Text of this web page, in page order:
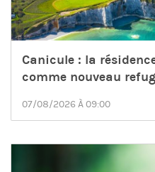
Canicule : la
comme nouveau
07/08/2026 À 09:00